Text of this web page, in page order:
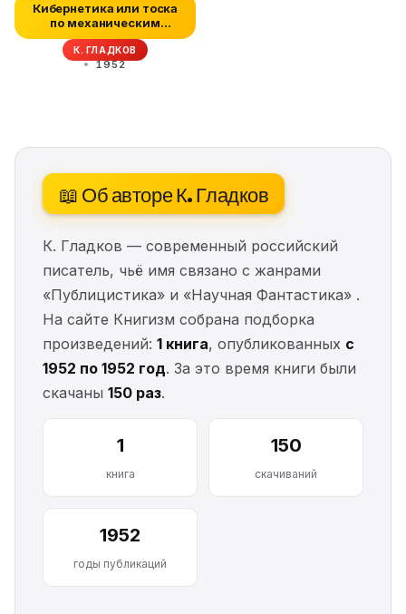
Кибернетика или тоска
по механическим
солдатам
К. ГЛАДКОВ
1952
📖 Об авторе К. Гладков
К. Гладков — современный российский
писатель, чьё имя связано с жанрами
«Публицистика» и «Научная Фантастика» .
На сайте Книгизм собрана подборка
произведений: 1 книга, опубликованных с
1952 по 1952 год. За это время книги были
скачаны 150 раз.
1
книга
150
скачиваний
1952
годы публикаций